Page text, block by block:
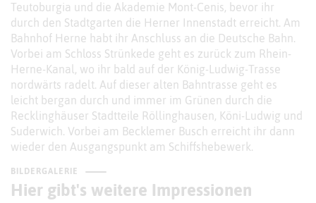
Teutoburgia und die Akademie Mont-Cenis, bevor ihr
durch den Stadtgarten die Herner Innenstadt erreicht. Am
Bahnhof Herne habt ihr Anschluss an die Deutsche Bahn.
Vorbei am Schloss Strünkede geht es zurück zum Rhein-
Herne-Kanal, wo ihr bald auf der König-Ludwig-Trasse
nordwärts radelt. Auf dieser alten Bahntrasse geht es
leicht bergan durch und immer im Grünen durch die
Recklinghäuser Stadtteile Röllinghausen, Köni-Ludwig und
Suderwich. Vorbei am Becklemer Busch erreicht ihr dann
wieder den Ausgangspunkt am Schiffshebewerk.
BILDERGALERIE
Hier gibt's weitere Impressionen